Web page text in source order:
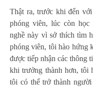
Thật ra, trước khi đến
phóng viên, lúc còn
nghề này vì sở thích tìm
phóng viên, tôi hào hứng
được tiếp nhận các thông
khi trưởng thành hơn, tôi
tôi có thể trở thành